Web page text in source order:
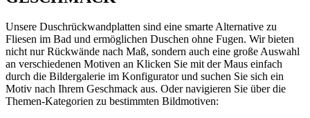
Unsere Duschrückwandplatten sind eine smarte Alternative zu
Fliesen im Bad und ermöglichen Duschen ohne Fugen. Wir bieten
nicht nur Rückwände nach Maß, sondern auch eine große Auswahl
an verschiedenen Motiven an Klicken Sie mit der Maus einfach
durch die Bildergalerie im Konfigurator und suchen Sie sich ein
Motiv nach Ihrem Geschmack aus. Oder navigieren Sie über die
Themen-Kategorien zu bestimmten Bildmotiven: